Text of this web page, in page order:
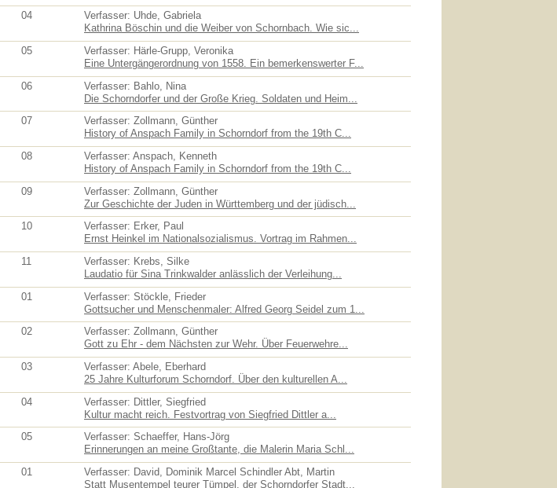
04
Verfasser: Uhde, Gabriela
Kathrina Böschin und die Weiber von Schornbach. Wie sic...
05
Verfasser: Härle-Grupp, Veronika
Eine Untergängerordnung von 1558. Ein bemerkenswerter F...
06
Verfasser: Bahlo, Nina
Die Schorndorfer und der Große Krieg. Soldaten und Heim...
07
Verfasser: Zollmann, Günther
History of Anspach Family in Schorndorf from the 19th C...
08
Verfasser: Anspach, Kenneth
History of Anspach Family in Schorndorf from the 19th C...
09
Verfasser: Zollmann, Günther
Zur Geschichte der Juden in Württemberg und der jüdisch...
10
Verfasser: Erker, Paul
Ernst Heinkel im Nationalsozialismus. Vortrag im Rahmen...
11
Verfasser: Krebs, Silke
Laudatio für Sina Trinkwalder anlässlich der Verleihung...
01
Verfasser: Stöckle, Frieder
Gottsucher und Menschenmaler: Alfred Georg Seidel zum 1...
02
Verfasser: Zollmann, Günther
Gott zu Ehr - dem Nächsten zur Wehr. Über Feuerwehre...
03
Verfasser: Abele, Eberhard
25 Jahre Kulturforum Schorndorf. Über den kulturellen A...
04
Verfasser: Dittler, Siegfried
Kultur macht reich. Festvortrag von Siegfried Dittler a...
05
Verfasser: Schaeffer, Hans-Jörg
Erinnerungen an meine Großtante, die Malerin Maria Schl...
01
Verfasser: David, Dominik Marcel Schindler Abt, Martin
Statt Musentempel teurer Tümpel, der Schorndorfer Stadt...